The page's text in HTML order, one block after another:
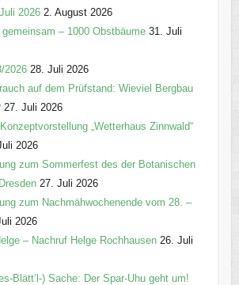
2026 2. August 2026
– 1000 Obstbäume 31. Juli
2026 28. Juli 2026
auf dem Prüfstand: Wieviel Bergbau
27. Juli 2026
„Wetterhaus Zinnwald“
2026
zum Sommerfest des der Botanischen
27. Juli 2026
zum Nachmähwochenende vom 28. –
2026
– Nachruf Helge Rochhausen 26. Juli
Blätt’l-) Sache: Der Spar-Uhu geht um!